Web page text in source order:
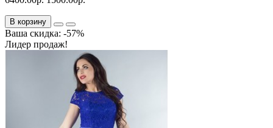
В корзину
Ваша скидка: -57%
Лидер продаж!